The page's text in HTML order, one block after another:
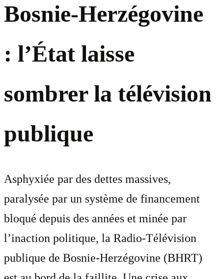
Bosnie-Herzégovine
: l’État laisse
sombrer la télévision
publique
Asphyxiée par des dettes massives,
paralysée par un système de financement
bloqué depuis des années et minée par
l’inaction politique, la Radio-Télévision
publique de Bosnie-Herzégovine (BHRT)